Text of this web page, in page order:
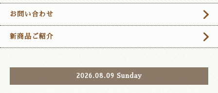
お問い合わせ
新商品ご紹介
2026.08.09 Sunday